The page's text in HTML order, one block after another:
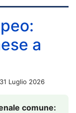
a
31 Luglio 2026
comune: